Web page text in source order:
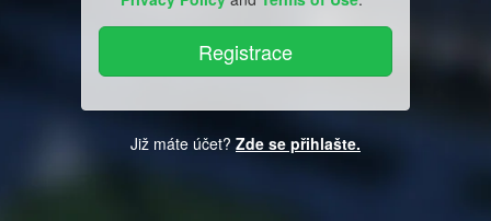
Již máte účet? Zde se přihlašte.